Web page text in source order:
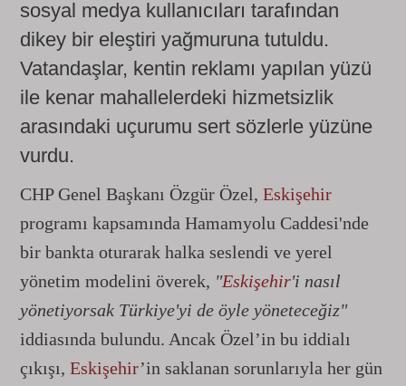
sosyal medya kullanıcıları tarafından
dikey bir eleştiri yağmuruna tutuldu.
Vatandaşlar, kentin reklamı yapılan yüzü
ile kenar mahallelerdeki hizmetsizlik
arasındaki uçurumu sert sözlerle yüzüne
vurdu.
CHP Genel Başkanı Özgür Özel, Eskişehir
programı kapsamında Hamamyolu Caddesi'nde
bir bankta oturarak halka seslendi ve yerel
yönetim modelini överek, "Eskişehir'i nasıl
yönetiyorsak Türkiye'yi de öyle yöneteceğiz"
iddiasında bulundu. Ancak Özel’in bu iddialı
çıkışı, Eskişehir’in saklanan sorunlarıyla her gün